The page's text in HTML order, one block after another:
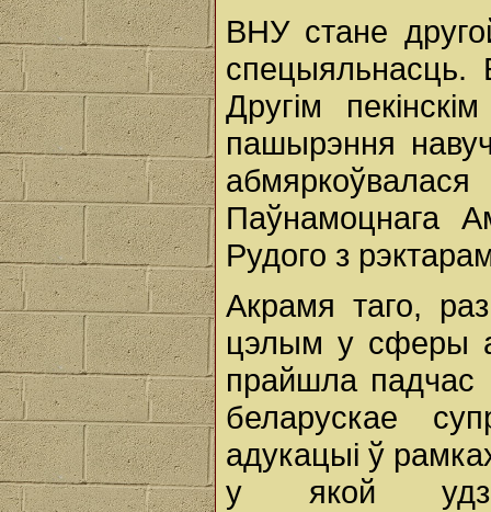
ВНУ стане
спецыяльнасць.
Другім
пашырэння
Паўнамоцнага
Рудого з
Акрамя таго,
цэлым у сферы
прайшла падчас
беларускае
адукацыі ў
у якой